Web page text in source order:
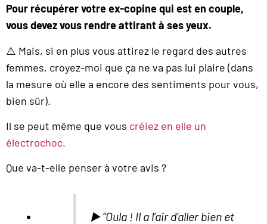
Pour récupérer votre ex-copine qui est en couple,
vous devez vous rendre attirant à ses yeux.
⚠️ Mais, si en plus vous attirez le regard des autres
femmes, croyez-moi que ça ne va pas lui plaire (dans
la mesure où elle a encore des sentiments pour vous,
bien sûr).
Il se peut même que vous créiez en elle un
électrochoc.
Que va-t-elle penser à votre avis ?
▶️ “Oula ! Il a l’air d’aller bien et